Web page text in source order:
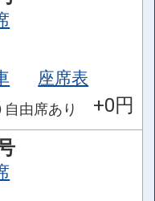
座席表
自由席あり
+0円